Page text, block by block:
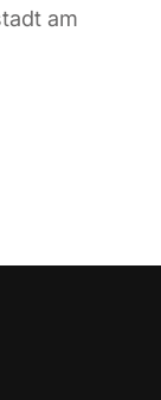
am